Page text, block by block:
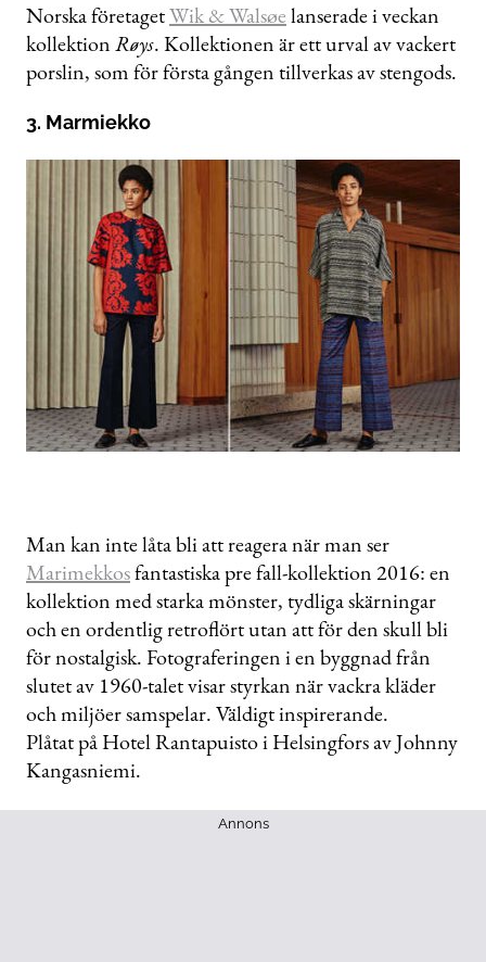
Norska företagetWik & Walsøelanserade i veckan
kollektionRøys. Kollektionen är ett urval av vackert
porslin, som för första gången tillverkas av stengods.
3. Marmiekko
Man kan inte låta bli att reagera när man ser
Marimekkosfantastiska pre fall-kollektion 2016: en
kollektion med starka mönster, tydliga skärningar
och en ordentlig retroflört utan att för den skull bli
för nostalgisk. Fotograferingen i en byggnad från
slutet av 1960-talet visar styrkan när vackra kläder
och miljöer samspelar. Väldigt inspirerande.
Plåtat på Hotel Rantapuisto i Helsingfors av Johnny
Kangasniemi.
Annons